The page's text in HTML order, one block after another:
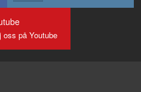
oss på Youtube